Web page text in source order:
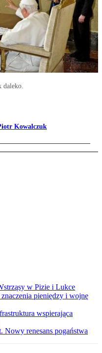
daleko.
Kowalczuk
w Pizie i Lukce
pieniędzy i wojnę
wspierająca
Nowy renesans pogaństwa